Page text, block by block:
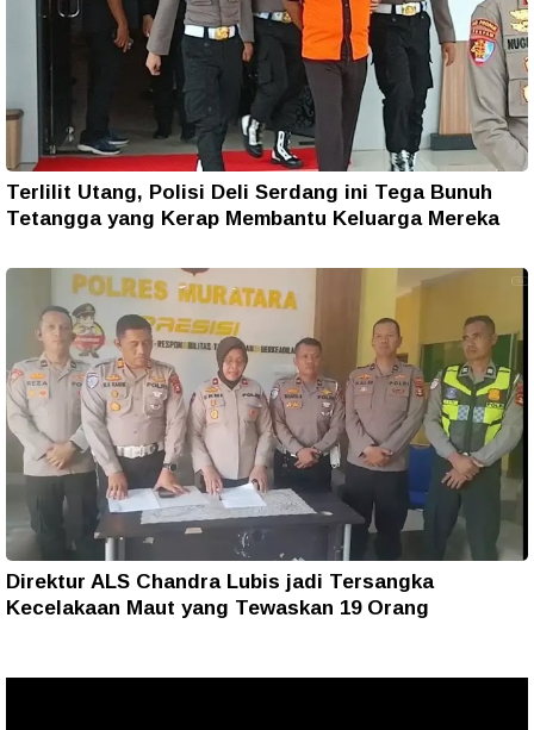
Terlilit Utang, Polisi Deli Serdang ini Tega Bunuh
Tetangga yang Kerap Membantu Keluarga Mereka
Direktur ALS Chandra Lubis jadi Tersangka
Kecelakaan Maut yang Tewaskan 19 Orang